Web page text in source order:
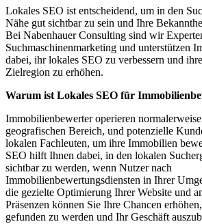
Lokales SEO ist entscheidend, um in den
Nähe gut sichtbar zu sein und Ihre
Bei Nabenhauer Consulting sind wir
Suchmaschinenmarketing und unterstützen
dabei, ihr lokales SEO zu verbessern und
Zielregion zu erhöhen.
Warum ist Lokales SEO für
Immobilienbewerter operieren
geografischen Bereich, und potenzielle
lokalen Fachleuten, um ihre Immobilien
SEO hilft Ihnen dabei, in den lokalen
sichtbar zu werden, wenn Nutzer nach
Immobilienbewertungsdiensten in Ihrer
die gezielte Optimierung Ihrer Website und
Präsenzen können Sie Ihre Chancen
gefunden zu werden und Ihr Geschäft